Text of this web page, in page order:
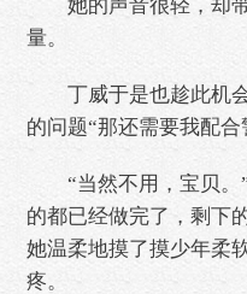
她的声音很轻，却带
量。
丁威于是也趁此机会
的问题“那还需要我配
“当然不用，宝贝。”
的都已经做完了，剩下
她温柔地摸了摸少年柔
疼。